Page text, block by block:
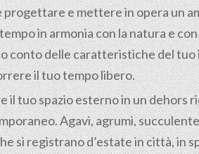
e mettere in opera un
in armonia con la natura e
delle caratteristiche del tuo
il tuo tempo libero.
tuo spazio esterno in un dehors
Agavi, agrumi,
registrano d’estate in città, in